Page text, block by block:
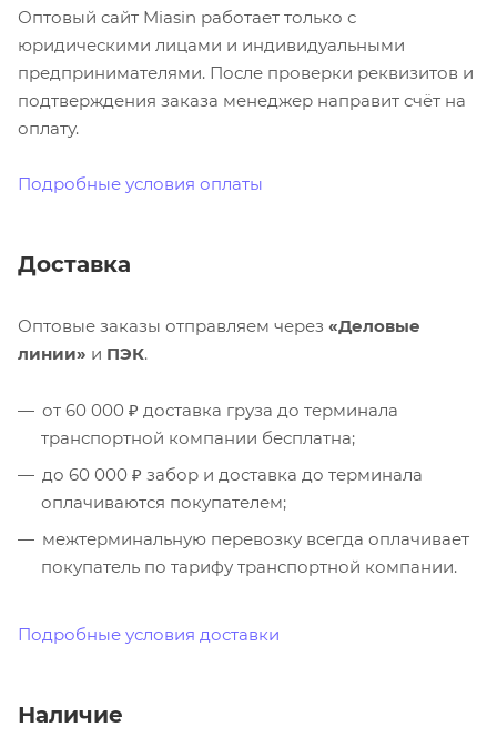
Оптовый сайт Miasin работает только с
юридическими лицами и индивидуальными
предпринимателями. После проверки реквизитов и
подтверждения заказа менеджер направит счёт на
оплату.
Подробные условия оплаты
Доставка
Оптовые заказы отправляем через «Деловые
линии» и ПЭК.
от 60 000 ₽ доставка груза до терминала
транспортной компании бесплатна;
до 60 000 ₽ забор и доставка до терминала
оплачиваются покупателем;
межтерминальную перевозку всегда оплачивает
покупатель по тарифу транспортной компании.
Подробные условия доставки
Наличие